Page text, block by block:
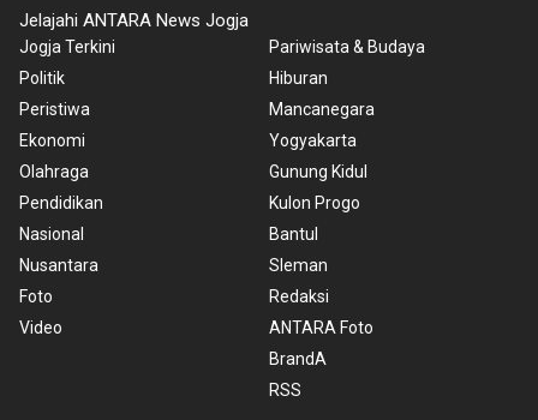
Jelajahi ANTARA News Jogja
Jogja Terkini
Politik
Peristiwa
Ekonomi
Olahraga
Pendidikan
Nasional
Nusantara
Foto
Video
Pariwisata & Budaya
Hiburan
Mancanegara
Yogyakarta
Gunung Kidul
Kulon Progo
Bantul
Sleman
Redaksi
ANTARA Foto
BrandA
RSS